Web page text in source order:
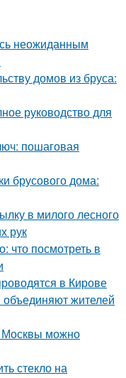
неожиданным
домов из бруса:
руководство для
пошаговая
брусового дома:
в милого лесного
рук
что посмотреть в
в Кирове
объединяют жителей
Москвы можно
стекло на